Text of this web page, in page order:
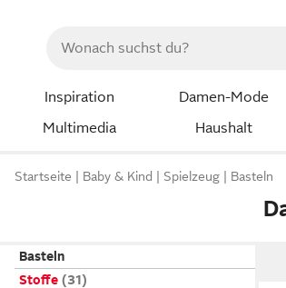
Inspiration Damen-Mode
Multimedia
Haushalt
Startseite Baby & Kind Spielzeug Basteln
Basteln
Stoffe